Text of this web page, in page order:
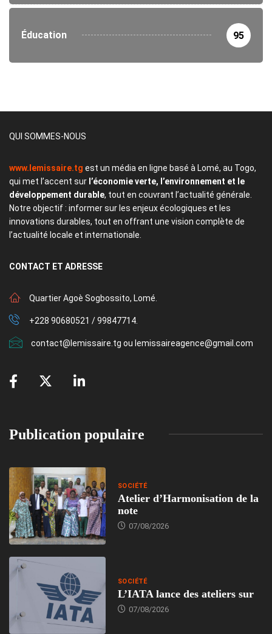
Éducation 95
QUI SOMMES-NOUS
www.lemissaire.tg est un média en ligne basé à Lomé, au Togo,
qui met l’accent sur l’économie verte, l’environnement et le
développement durable, tout en couvrant l’actualité générale.
Notre objectif : informer sur les enjeux écologiques et les
innovations durables, tout en offrant une vision complète de
l’actualité locale et internationale.
CONTACT ET ADRESSE
Quartier Agoè Sogbossito, Lomé.
+228 90680521 / 99847714.
contact@lemissaire.tg ou lemissaireagence@gmail.com
Publication populaire
SOCIÉTÉ
Atelier d’Harmonisation de la
note
07/08/2026
SOCIÉTÉ
L’IATA lance des ateliers sur
07/08/2026